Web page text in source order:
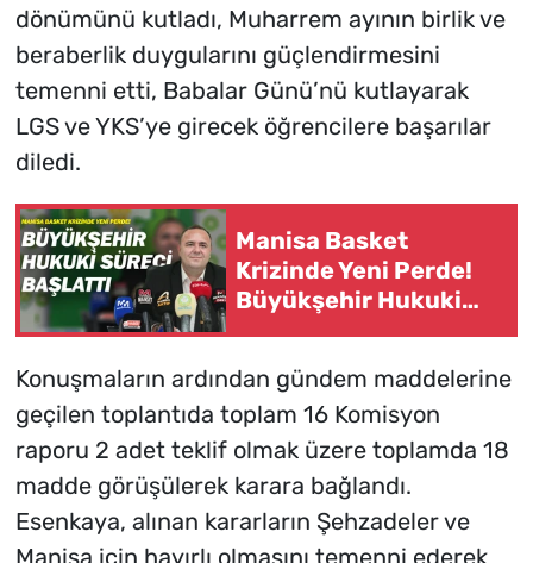
dönümünü kutladı, Muharrem ayının birlik ve
beraberlik duygularını güçlendirmesini
temenni etti, Babalar Günü’nü kutlayarak
LGS ve YKS’ye girecek öğrencilere başarılar
diledi.
Manisa Basket
Krizinde Yeni Perde!
Büyükşehir Hukuki
Süreci Başlattı
Konuşmaların ardından gündem maddelerine
geçilen toplantıda toplam 16 Komisyon
raporu 2 adet teklif olmak üzere toplamda 18
madde görüşülerek karara bağlandı.
Esenkaya, alınan kararların Şehzadeler ve